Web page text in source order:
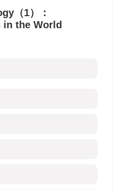
（1）：
the World